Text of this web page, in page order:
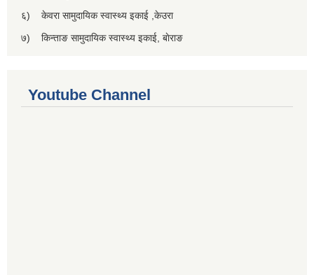
६) केवरा सामुदायिक स्वास्थ्य इकाई ,केउरा
७) किन्ताङ सामुदायिक स्वास्थ्य इकाई, बाेराङ
Youtube Channel